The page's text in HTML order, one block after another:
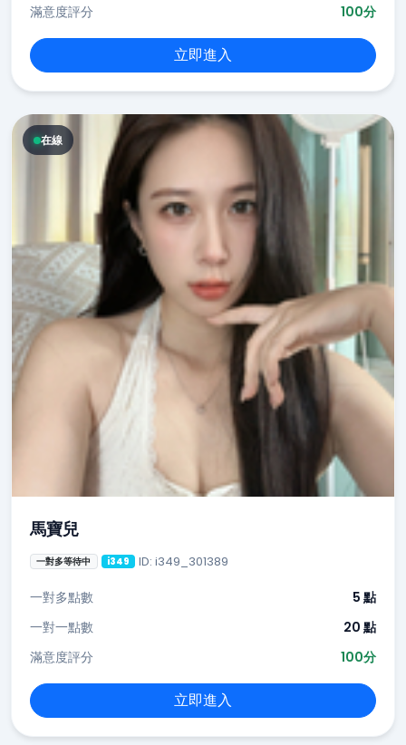
滿意度評分
100分
立即進入
在線
馬寶兒
一對多等待中 i349 ID: i349_301389
一對多點數
5 點
一對一點數
20 點
滿意度評分
100分
立即進入